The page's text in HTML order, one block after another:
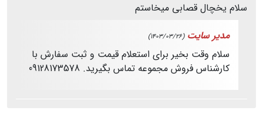
سلام یخچال قصابی میخاستم
مدیر سایت (1403/03/26)
سلام وقت بخیر برای استعلام قیمت و ثبت سفارش با
کارشناس فروش مجموعه تماس بگیرید. 09128173578